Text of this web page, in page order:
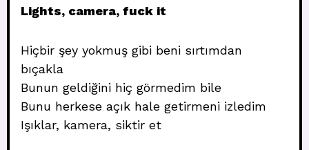
Lights, camera, fuck it
Hiçbir şey yokmuş gibi beni sırtımdan
bıçakla
Bunun geldiğini hiç görmedim bile
Bunu herkese açık hale getirmeni izledim
Işıklar, kamera, siktir et